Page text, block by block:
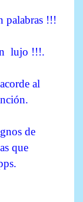
palabras !!!
lujo !!!.
al
de
que